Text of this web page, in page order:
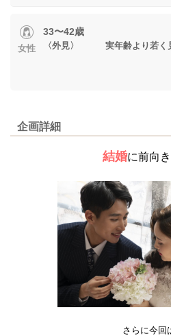
女性
33〜42歳
〈外見〉 実年齢より若く
企画詳細
結婚に前向
さらに今回